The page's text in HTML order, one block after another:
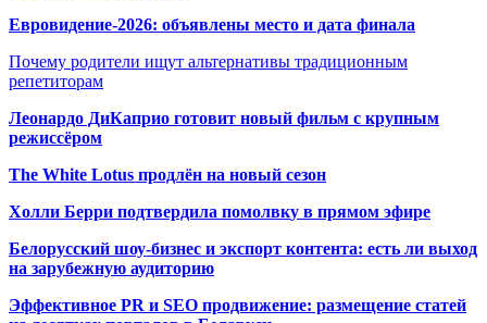
Евровидение-2026: объявлены место и дата финала
Почему родители ищут альтернативы традиционным
репетиторам
Леонардо ДиКаприо готовит новый фильм с крупным
режиссёром
The White Lotus продлён на новый сезон
Холли Берри подтвердила помолвку в прямом эфире
Белорусский шоу-бизнес и экспорт контента: есть ли выход
на зарубежную аудиторию
Эффективное PR и SEO продвижение: размещение статей